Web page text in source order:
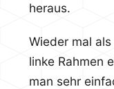
heraus.
Wieder mal
linke Rahmen
man sehr